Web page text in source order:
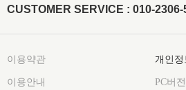
CUSTOMER SERVICE : 010-2306-
이용약관 개인정
이용안내 PC버전